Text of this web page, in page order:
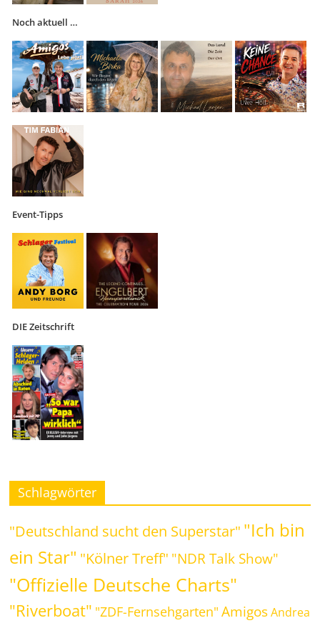
Noch aktuell …
Event-Tipps
DIE Zeitschrift
Schlagwörter
"Deutschland sucht den Superstar" "Ich bin
ein Star" "Kölner Treff" "NDR Talk Show"
"Offizielle Deutsche Charts"
"Riverboat" "ZDF-Fernsehgarten" Amigos Andrea